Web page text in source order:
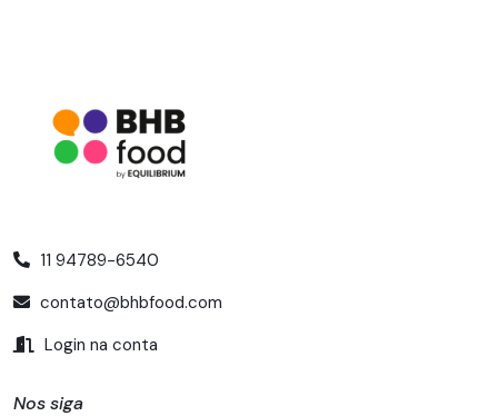
11 94789-6540
contato@bhbfood.com
Login na conta
Nos siga